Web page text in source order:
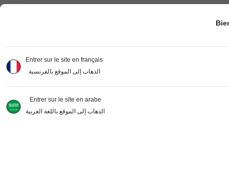
Entrer sur le site en français
الذهاب إلى الموقع بالفرنسية
Entrer sur le site en arabe
الذهاب إلى الموقع باللغة العربية